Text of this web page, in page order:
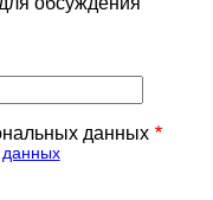
данных
данных